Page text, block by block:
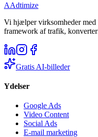
AAdtimize
Vi hjælper virksomheder med
framework af trafik,
Gratis AI-billeder
Ydelser
Google Ads
Video Content
Social Ads
E-mail marketing